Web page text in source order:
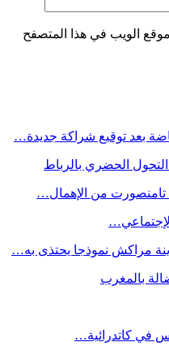
الويب في هذا المتصفح
بعد توقيع شراكة جديدة…
الحضري بالرباط
تامنصورت من الإهمال…
مراكش نموذجا يحتذى به…
بالمغرب
في كاتدرائية…